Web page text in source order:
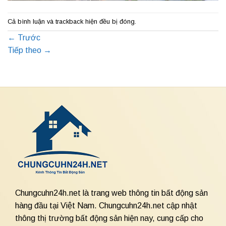
Cả bình luận và trackback hiện đều bị đóng.
← Trước
Tiếp theo →
Chungcuhn24h.net là trang web thông tin bất động sản
hàng đầu tại Việt Nam. Chungcuhn24h.net cập nhật
thông thị trường bất động sản hiện nay, cung cấp cho